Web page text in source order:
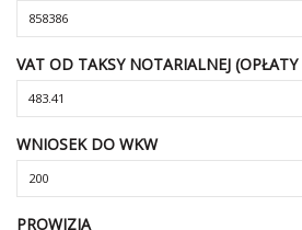
VAT OD TAKSY NOTARIALNEJ
WNIOSEK DO WKW
PROWIZJA